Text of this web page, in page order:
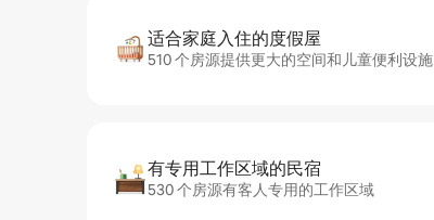
适合家庭入住的度假屋
510 个房源提供更大的空间和儿童便利设施
有专用工作区域的民宿
530 个房源有客人专用的工作区域